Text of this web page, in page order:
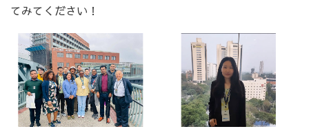
てみてください！